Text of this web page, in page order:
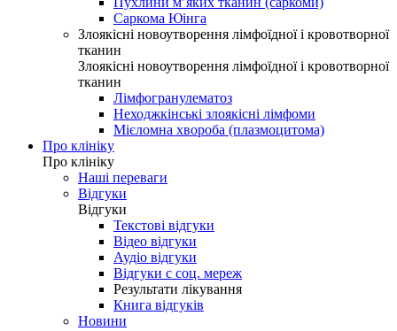
Саркома Юінга
Злоякісні новоутворення лімфоїдної і кровотворної
тканин
Злоякісні новоутворення лімфоїдної і кровотворної
тканин
Лімфогранулематоз
Неходжкінські злоякісні лімфоми
Мієломна хвороба (плазмоцитома)
Про клініку
Про клініку
Наші переваги
Відгуки
Відгуки
Текстові відгуки
Відео відгуки
Аудіо відгуки
Відгуки с соц. мереж
Результати лікування
Книга відгуків
Новини